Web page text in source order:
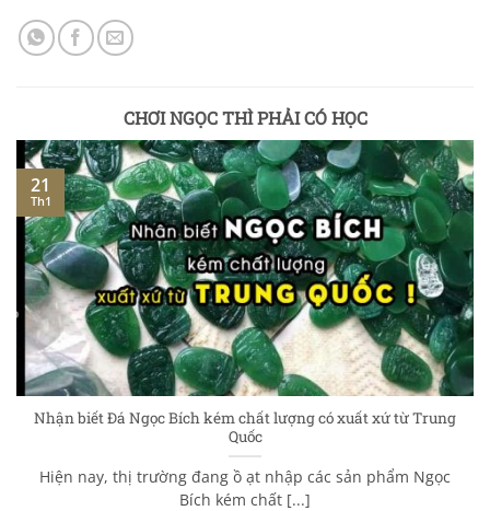
CHƠI NGỌC THÌ PHẢI CÓ HỌC
Nhận biết Đá Ngọc Bích kém chất lượng có xuất xứ từ Trung
Quốc
Hiện nay, thị trường đang ồ ạt nhập các sản phẩm Ngọc
Bích kém chất [...]
21
Th1